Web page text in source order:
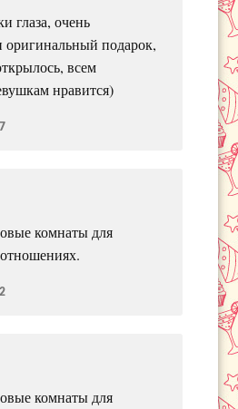
глаза, очень
подарок,
всем
нравится)
комнаты для
комнаты для